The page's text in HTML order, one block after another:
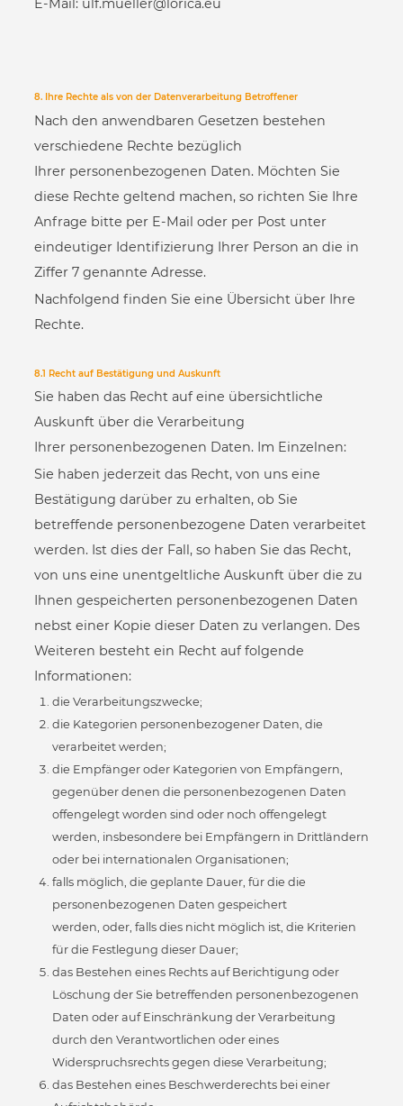
E-Mail: ulf.mueller@lorica.eu
8. Ihre Rechte als von der Datenverarbeitung Betroffener
Nach den anwendbaren Gesetzen bestehen
verschiedene Rechte bezüglich
Ihrer personenbezogenen Daten. Möchten Sie
diese Rechte geltend machen, so richten Sie Ihre
Anfrage bitte per E-Mail oder per Post unter
eindeutiger Identifizierung Ihrer Person an die in
Ziffer 7 genannte Adresse.
Nachfolgend finden Sie eine Übersicht über Ihre
Rechte.
8.1 Recht auf Bestätigung und Auskunft
Sie haben das Recht auf eine übersichtliche
Auskunft über die Verarbeitung
Ihrer personenbezogenen Daten. Im Einzelnen:
Sie haben jederzeit das Recht, von uns eine
Bestätigung darüber zu erhalten, ob Sie
betreffende personenbezogene Daten verarbeitet
werden. Ist dies der Fall, so haben Sie das Recht,
von uns eine unentgeltliche Auskunft über die zu
Ihnen gespeicherten personenbezogenen Daten
nebst einer Kopie dieser Daten zu verlangen. Des
Weiteren besteht ein Recht auf folgende
Informationen:
die Verarbeitungszwecke;
die Kategorien personenbezogener Daten, die
verarbeitet werden;
die Empfänger oder Kategorien von Empfängern,
gegenüber denen die personenbezogenen Daten
offengelegt worden sind oder noch offengelegt
werden, insbesondere bei Empfängern in Drittländern
oder bei internationalen Organisationen;
falls möglich, die geplante Dauer, für die die
personenbezogenen Daten gespeichert
werden, oder, falls dies nicht möglich ist, die Kriterien
für die Festlegung dieser Dauer;
das Bestehen eines Rechts auf Berichtigung oder
Löschung der Sie betreffenden personenbezogenen
Daten oder auf Einschränkung der Verarbeitung
durch den Verantwortlichen oder eines
Widerspruchsrechts gegen diese Verarbeitung;
das Bestehen eines Beschwerderechts bei einer